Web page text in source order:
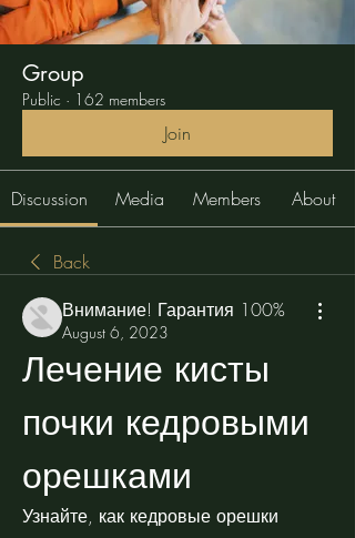
Group
Public · 162 members
Join
Discussion Media Members About
Back
Внимание! Гарантия 100%
August 6, 2023
Лечение кисты
почки кедровыми
орешками
Узнайте, как кедровые орешки